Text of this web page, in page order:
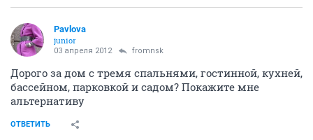
Pavlova
junior
03 апреля 2012 fromnsk
Дорого за дом с тремя спальнями, гостинной, кухней,
бассейном, парковкой и садом? Покажите мне
альтернативу
ОТВЕТИТЬ